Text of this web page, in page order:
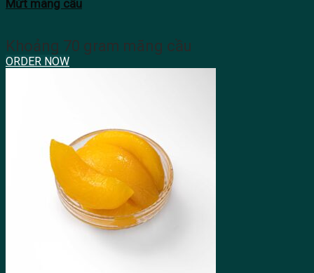
Mứt mãng cầu
Khoảng 70 gram mãng cầu
ORDER NOW